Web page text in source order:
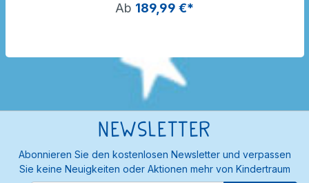
Ab 189,99 €*
Newsletter
Abonnieren Sie den kostenlosen Newsletter und verpassen
Sie keine Neuigkeiten oder Aktionen mehr von Kindertraum